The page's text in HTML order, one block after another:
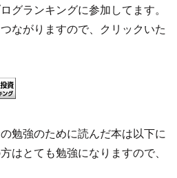
グランキングに参加してます。
ながりますので、クリックいた
勉強のために読んだ本は以下に
はとても勉強になりますので、